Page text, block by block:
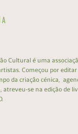
Cultural é uma
Começou por editar
da criação cénica,
atreveu-se na edição de